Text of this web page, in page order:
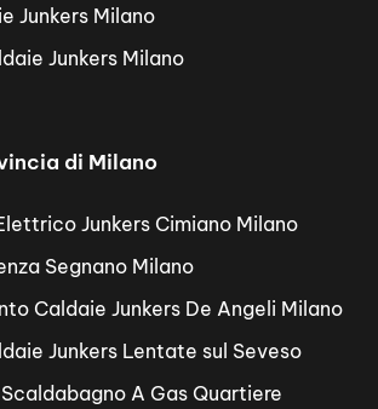
Junkers Milano
Junkers Milano
di Milano
Junkers Cimiano Milano
Segnano Milano
Caldaie Junkers De Angeli Milano
Junkers Lentate sul Seveso
A Gas Quartiere